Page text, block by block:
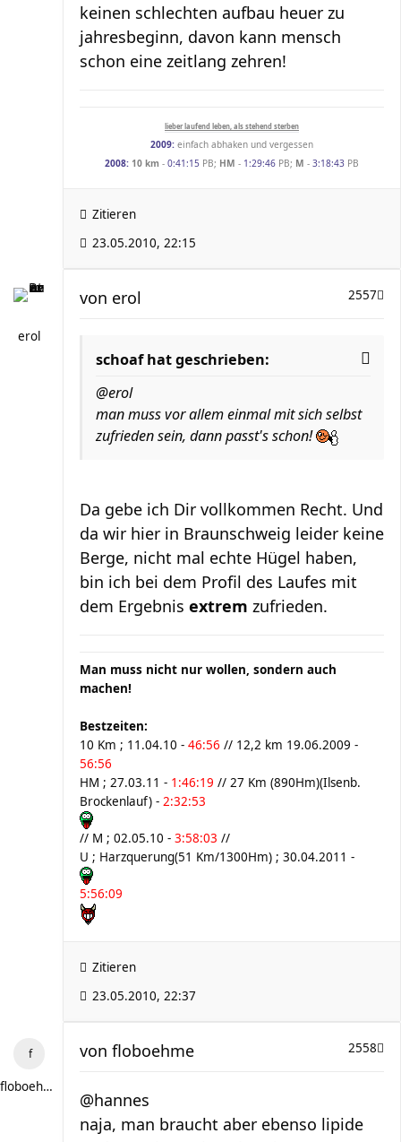
keinen schlechten aufbau heuer zu
jahresbeginn, davon kann mensch
schon eine zeitlang zehren!
lieber laufend leben, als stehend sterben
2009: einfach abhaken und vergessen
2008: 10 km - 0:41:15 PB; HM - 1:29:46 PB; M - 3:18:43 PB
Zitieren
23.05.2010, 22:15
erol
2557
von erol
schoaf hat geschrieben:
@erol
man muss vor allem einmal mit sich selbst
zufrieden sein, dann passt's schon!
Da gebe ich Dir vollkommen Recht. Und
da wir hier in Braunschweig leider keine
Berge, nicht mal echte Hügel haben,
bin ich bei dem Profil des Laufes mit
dem Ergebnis extrem zufrieden.
Man muss nicht nur wollen, sondern auch
machen!
Bestzeiten:
10 Km ; 11.04.10 - 46:56 // 12,2 km 19.06.2009 -
56:56
HM ; 27.03.11 - 1:46:19 // 27 Km (890Hm)(Ilsenb.
Brockenlauf) - 2:32:53
// M ; 02.05.10 - 3:58:03 //
U ; Harzquerung(51 Km/1300Hm) ; 30.04.2011 -
5:56:09
Zitieren
23.05.2010, 22:37
floboehme
2558
von floboehme
@hannes
naja, man braucht aber ebenso lipide